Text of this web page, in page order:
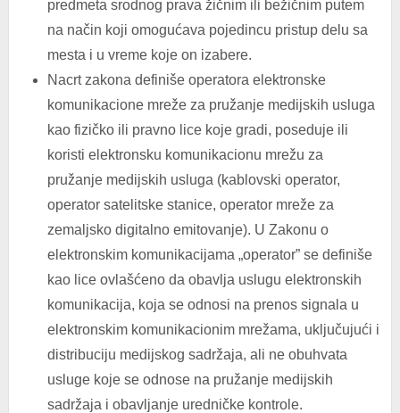
predmeta srodnog prava žičnim ili bežičnim putem
na način koji omogućava pojedincu pristup delu sa
mesta i u vreme koje on izabere.
Nacrt zakona definiše operatora elektronske
komunikacione mreže za pružanje medijskih usluga
kao fizičko ili pravno lice koje gradi, poseduje ili
koristi elektronsku komunikacionu mrežu za
pružanje medijskih usluga (kablovski operator,
operator satelitske stanice, operator mreže za
zemaljsko digitalno emitovanje). U Zakonu o
elektronskim komunikacijama „operator” se definiše
kao lice ovlašćeno da obavlja uslugu elektronskih
komunikacija, koja se odnosi na prenos signala u
elektronskim komunikacionim mrežama, uključujući i
distribuciju medijskog sadržaja, ali ne obuhvata
usluge koje se odnose na pružanje medijskih
sadržaja i obavljanje uredničke kontrole.